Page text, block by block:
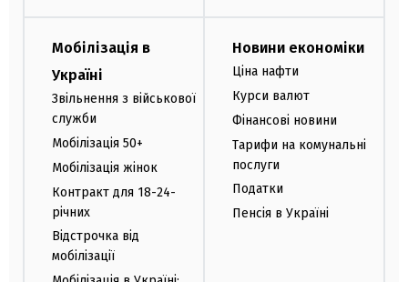
Мобілізація в
Україні
Звільнення з військової
служби
Мобілізація 50+
Мобілізація жінок
Контракт для 18-24-
річних
Відстрочка від
мобілізації
Новини економіки
Ціна нафти
Курси валют
Фінансові новини
Тарифи на комунальні
послуги
Податки
Пенсія в Україні